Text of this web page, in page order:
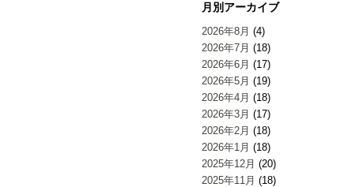
月別アーカイブ
2026年8月 (4)
2026年7月 (18)
2026年6月 (17)
2026年5月 (19)
2026年4月 (18)
2026年3月 (17)
2026年2月 (18)
2026年1月 (18)
2025年12月 (20)
2025年11月 (18)